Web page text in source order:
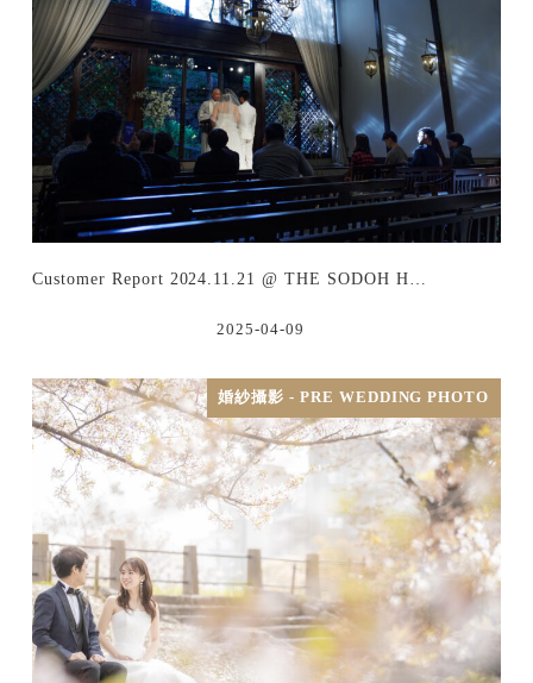
Customer Report 2024.11.21 @ THE SODOH H…
2025-04-09
婚紗攝影 - PRE WEDDING PHOTO